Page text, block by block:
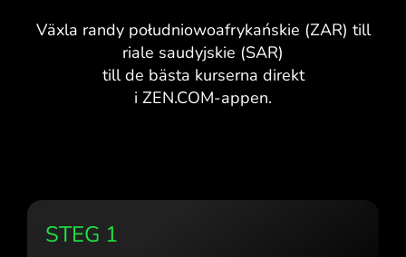
Växla randy południowoafrykańskie (ZAR) till
riale saudyjskie (SAR)
till de bästa kurserna direkt
i ZEN.COM-appen.
STEG 1